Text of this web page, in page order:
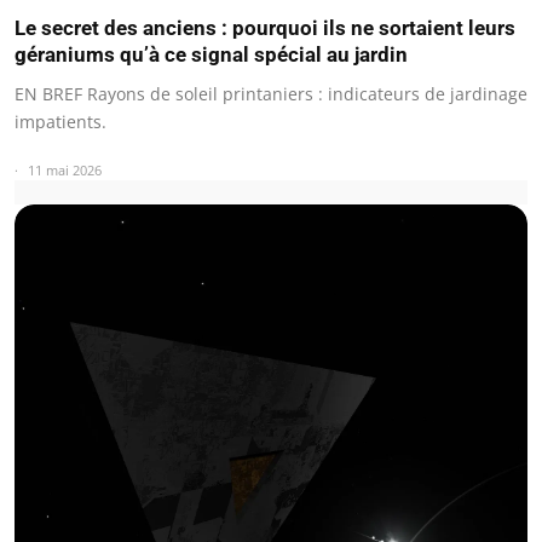
Le secret des anciens : pourquoi ils ne sortaient leurs
géraniums qu’à ce signal spécial au jardin
EN BREF Rayons de soleil printaniers : indicateurs de jardinage
impatients.
11 mai 2026